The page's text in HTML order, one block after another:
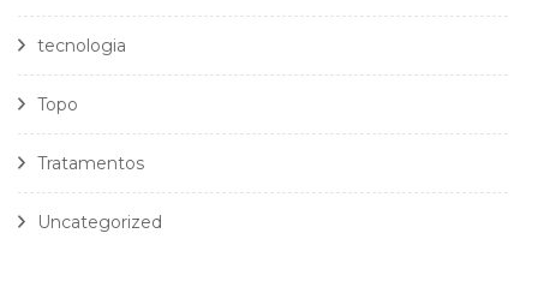
tecnologia
Topo
Tratamentos
Uncategorized